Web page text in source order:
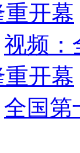
开幕
视频：
开幕
全国第